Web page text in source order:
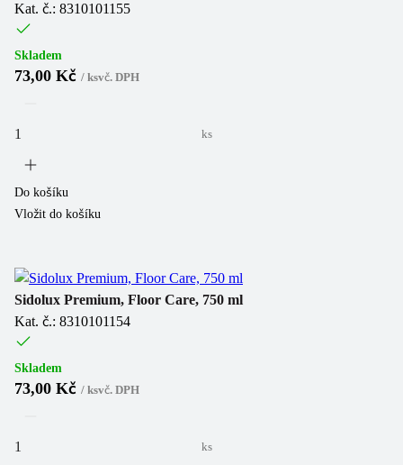
Kat. č.: 8310101155
Skladem
73,00 Kč / ksvč. DPH
ks
Do košíku
Vložit do košíku
Sidolux Premium, Floor Care, 750 ml
Kat. č.: 8310101154
Skladem
73,00 Kč / ksvč. DPH
ks